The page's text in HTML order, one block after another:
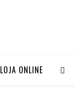
LOJA ONLINE